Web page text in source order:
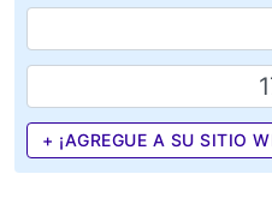
+ ¡AGREGUE A SU SITIO